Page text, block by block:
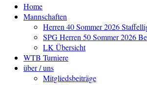
Home
Mannschaften
Herren 40 Sommer 2026
SPG Herren 50 Sommer 2026
LK Übersicht
WTB Turniere
über / uns
Mitgliedsbeiträge